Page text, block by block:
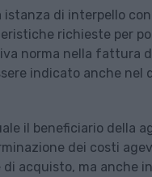
istanza di interpello
richieste per
norma nella fattura
indicato anche
il beneficiario della
dei costi
acquisto, ma anche